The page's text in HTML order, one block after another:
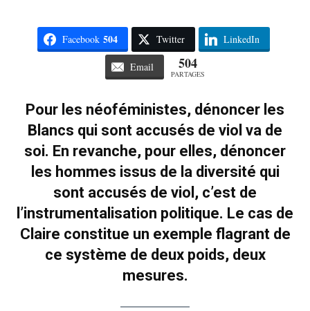
Facebook 504 Twitter LinkedIn
Email 504
PARTAGES
Pour les néoféministes, dénoncer les
Blancs qui sont accusés de viol va de
soi. En revanche, pour elles, dénoncer
les hommes issus de la diversité qui
sont accusés de viol, c’est de
l’instrumentalisation politique. Le cas de
Claire constitue un exemple flagrant de
ce système de deux poids, deux
mesures.